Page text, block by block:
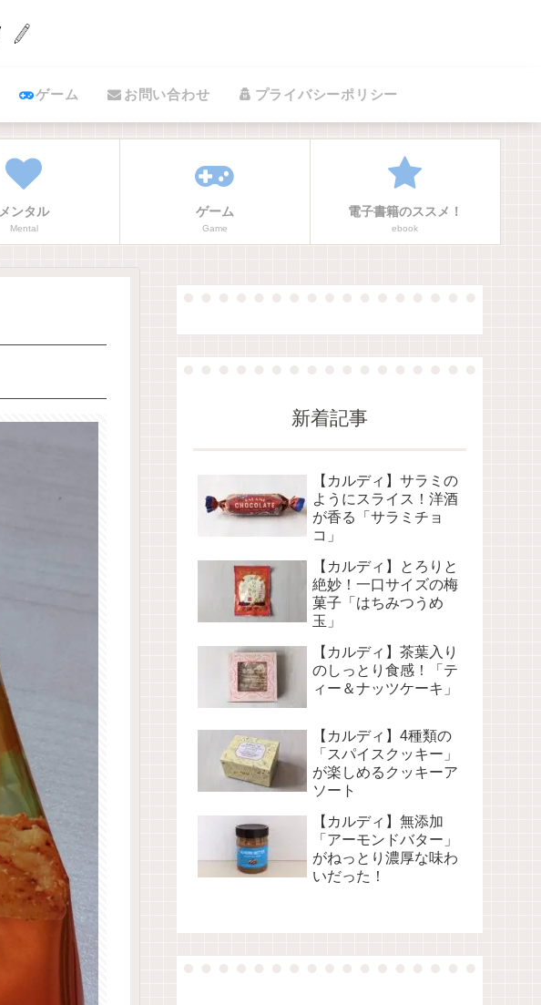
ゲーム お問い合わせ プライバシーポリシー
メンタル
Mental
ゲーム
Game
電子書籍のススメ！
ebook
新着記事
【カルディ】サラミの
ようにスライス！洋酒
が香る「サラミチョ
コ」
【カルディ】とろりと
絶妙！一口サイズの梅
菓子「はちみつうめ
玉」
【カルディ】茶葉入り
のしっとり食感！「テ
ィー＆ナッツケーキ」
【カルディ】4種類の
「スパイスクッキー」
が楽しめるクッキーア
ソート
【カルディ】無添加
「アーモンドバター」
がねっとり濃厚な味わ
いだった！